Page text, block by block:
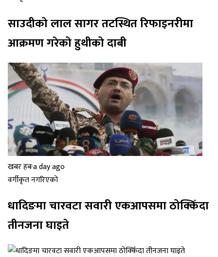
साउदीको लाल सागर तटस्थित रिफाइनरीमा
आक्रमण गरेको हुथीको दाबी
खबर हब·a day ago
वर्गीकृत नगरिएको
धादिङमा चारवटा सवारी एकआपसमा ठोक्किँदा
तीनजना घाइते